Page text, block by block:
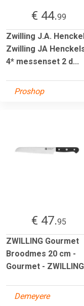
€ 44.99
Zwilling J.A.
Zwilling JA
4* messenset 2 d...
Proshop
€ 47.95
ZWILLING Gourmet
Broodmes 20 cm -
Gourmet - ZWILLING
Demeyere